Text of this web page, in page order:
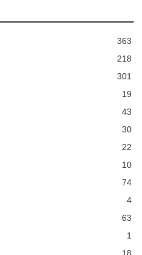
363
218
301
19
43
30
22
10
74
4
63
1